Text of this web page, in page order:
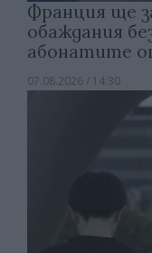
Франция ще
обаждания
абонатите
07.08.2026 / 14:30